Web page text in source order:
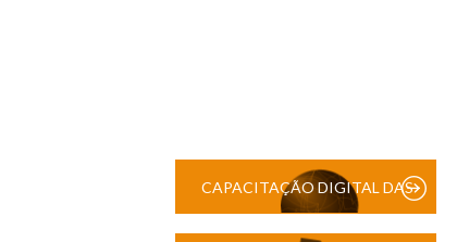
CAPACITAÇÃO DIGITAL DAS